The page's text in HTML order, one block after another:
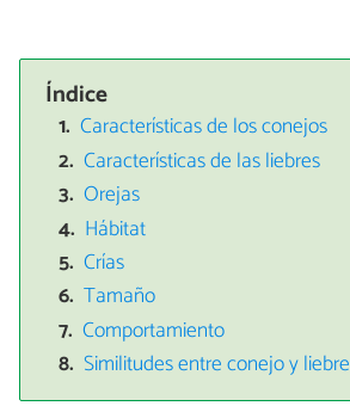
Índice
Características de los conejos
Características de las liebres
Orejas
Hábitat
Crías
Tamaño
Comportamiento
Similitudes entre conejo y liebre